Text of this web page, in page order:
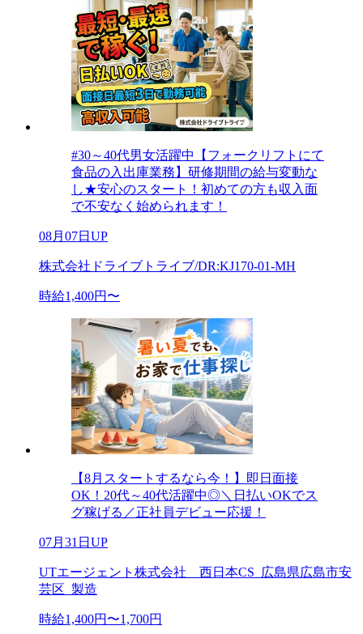
#30～40代男女活躍中【フォークリフトにて
食品の入出庫業務】研修期間の給与変動な
し★安心のスタート！初めての方も収入面
で不安なく始められます！
08月07日UP
株式会社ドライブトライブ/DR:KJ170-01-MH
時給1,400円〜
【8月スタートするなら今！】即日面接
OK！20代～40代活躍中◎＼日払いOKでス
グ稼げる／正社員デビュー応援！
07月31日UP
UTエージェント株式会社 西日本CS_広島県広島市安
芸区_製造
時給1,400円〜1,700円